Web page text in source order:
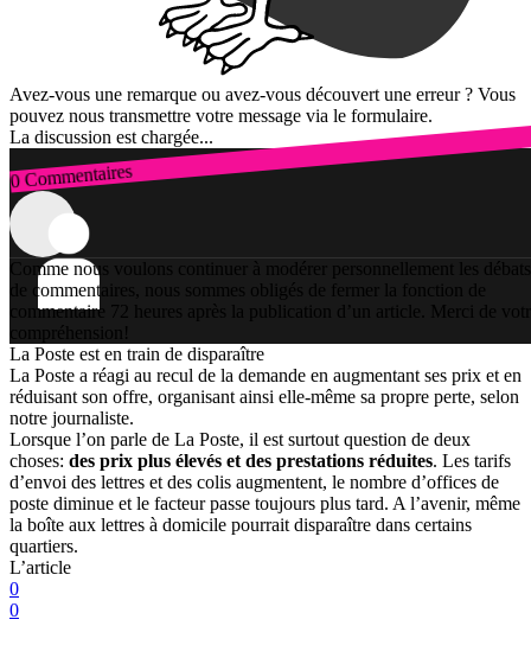
Avez-vous une remarque ou avez-vous découvert une erreur ? Vous
pouvez nous transmettre votre message via le formulaire.
La discussion est chargée...
0 Commentaires
Connexion
Comme nous voulons continuer à modérer personnellement les débats
de commentaires, nous sommes obligés de fermer la fonction de
commentaire 72 heures après la publication d’un article. Merci de
compréhension!
La Poste est en train de disparaître
La Poste a réagi au recul de la demande en augmentant ses prix et en
réduisant son offre, organisant ainsi elle-même sa propre perte, selon
notre journaliste.
Lorsque l’on parle de La Poste, il est surtout question de deux
choses: des prix plus élevés et des prestations réduites. Les tarifs
d’envoi des lettres et des colis augmentent, le nombre d’offices de
poste diminue et le facteur passe toujours plus tard. A l’avenir, même
la boîte aux lettres à domicile pourrait disparaître dans certains
quartiers.
L’article
0
0